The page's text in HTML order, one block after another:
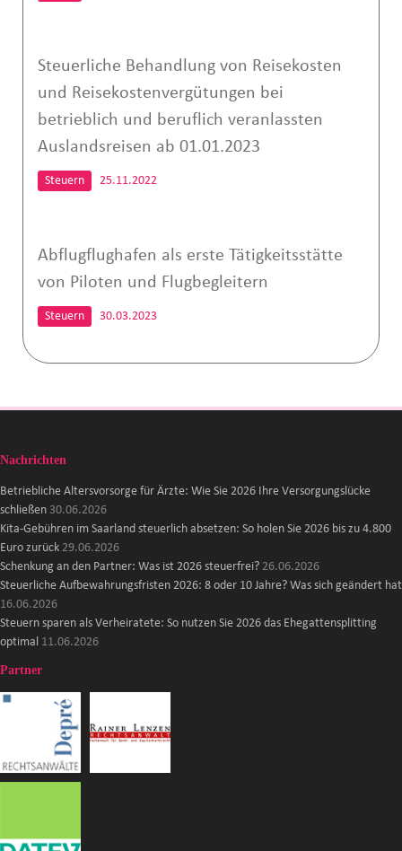
Steuerliche Behandlung von Reisekosten
und Reisekostenvergütungen bei
betrieblich und beruflich veranlassten
Auslandsreisen ab 01.01.2023
Steuern 25.11.2022
Abflugflughafen als erste Tätigkeitsstätte
von Piloten und Flugbegleitern
Steuern 30.03.2023
Nachrichten
Betriebliche Altersvorsorge für Ärzte: Wie Sie 2026 Ihre Versorgungslücke
schließen 30.06.2026
Kita-Gebühren im Saarland steuerlich absetzen: So holen Sie 2026 bis zu 4.800
Euro zurück 29.06.2026
Schenkung an den Partner: Was ist 2026 steuerfrei? 26.06.2026
Steuerliche Aufbewahrungsfristen 2026: 8 oder 10 Jahre? Was sich geändert hat
16.06.2026
Steuern sparen als Verheiratete: So nutzen Sie 2026 das Ehegattensplitting
optimal 11.06.2026
Partner